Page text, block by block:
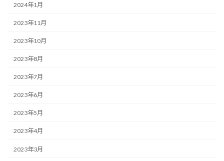
2024年1月
2023年11月
2023年10月
2023年8月
2023年7月
2023年6月
2023年5月
2023年4月
2023年3月